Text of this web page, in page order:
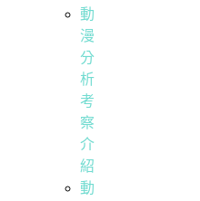
動
漫
分
析
考
察
介
紹
動